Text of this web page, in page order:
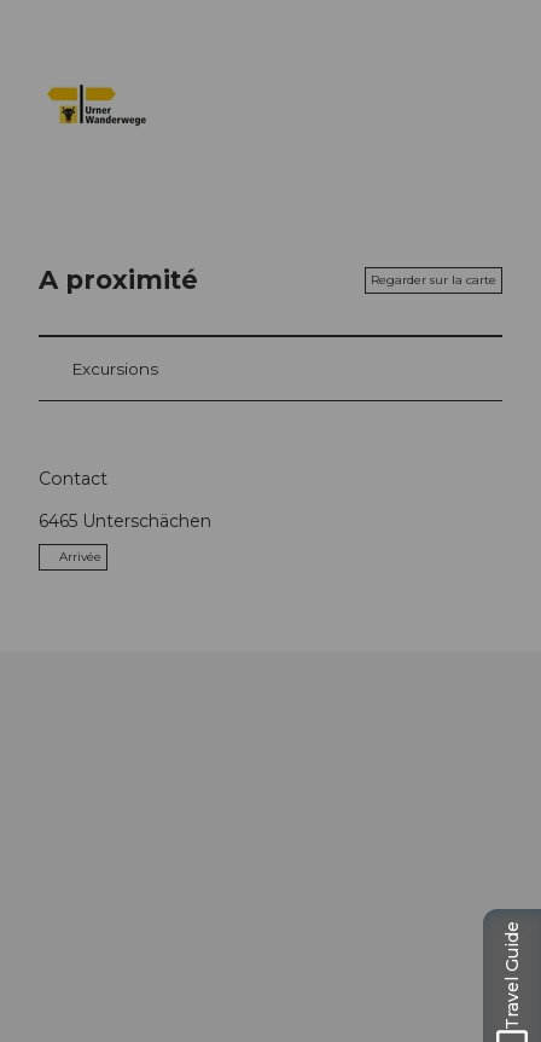
A proximité Regarder sur la carte
Excursions
Contact
6465 Unterschächen
Arrivée
Travel Guide